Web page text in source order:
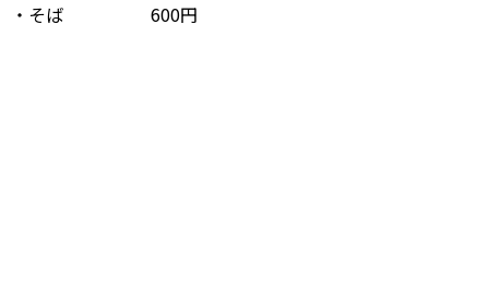
・そば 600円